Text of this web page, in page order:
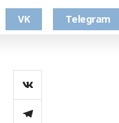
VK Telegram